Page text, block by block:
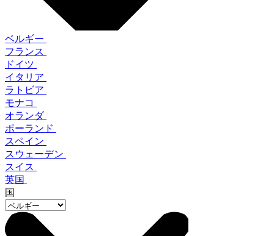
ベルギー
フランス
ドイツ
イタリア
ラトビア
モナコ
オランダ
ポーランド
スペイン
スウェーデン
スイス
英国
国